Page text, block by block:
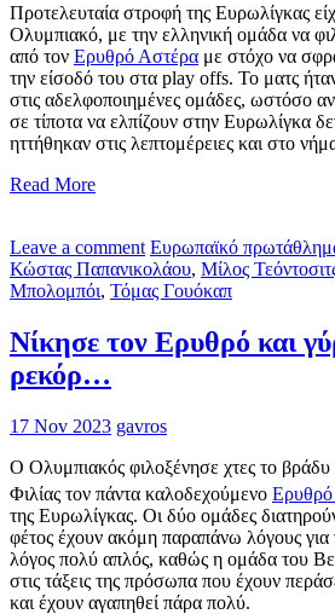
Προτελευταία στροφή της Ευρωλίγκας
Ολυμπιακό, με την ελληνική ομάδα να
από τον Ερυθρό Αστέρα με στόχο να
την είσοδό του στα play offs. Το ματς
στις αδελφοποιημένες ομάδες, ωστόσο αν
σε τίποτα να ελπίζουν στην Ευρωλίγκα
ηττήθηκαν στις λεπτομέρειες και στο
Read More
Leave a comment Ευρωπαϊκό
Κώστας Παπανικολάου, Μίλος
Μπολομπόι, Τόμας Γουόκαπ
Νίκησε τον Ερυθρό και
ρεκόρ…
17 Nov 2023 gavros
Ο Ολυμπιακός φιλοξένησε χτες το βράδυ
Φιλίας τον πάντα καλοδεχούμενο
της Ευρωλίγκας. Οι δύο ομάδες
φέτος έχουν ακόμη παραπάνω λόγους
λόγος πολύ απλός, καθώς η ομάδα του
στις τάξεις της πρόσωπα που έχουν
και έχουν αγαπηθεί πάρα πολύ.